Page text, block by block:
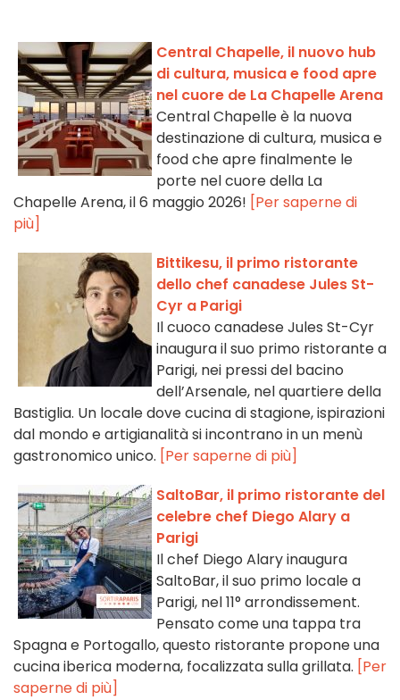
Central Chapelle, il nuovo hub
di cultura, musica e food apre
nel cuore de La Chapelle Arena
Central Chapelle è la nuova
destinazione di cultura, musica e
food che apre finalmente le
porte nel cuore della La
Chapelle Arena, il 6 maggio 2026! [Per saperne di
più]
Bittikesu, il primo ristorante
dello chef canadese Jules St-
Cyr a Parigi
Il cuoco canadese Jules St-Cyr
inaugura il suo primo ristorante a
Parigi, nei pressi del bacino
dell’Arsenale, nel quartiere della
Bastiglia. Un locale dove cucina di stagione, ispirazioni
dal mondo e artigianalità si incontrano in un menù
gastronomico unico. [Per saperne di più]
SaltoBar, il primo ristorante del
celebre chef Diego Alary a
Parigi
Il chef Diego Alary inaugura
SaltoBar, il suo primo locale a
Parigi, nel 11° arrondissement.
Pensato come una tappa tra
Spagna e Portogallo, questo ristorante propone una
cucina iberica moderna, focalizzata sulla grillata. [Per
saperne di più]